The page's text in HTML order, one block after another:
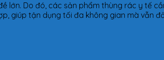
lớn. Do đó, các sản phẩm thùng rác y tế
giúp tận dụng tối đa không gian mà vẫn